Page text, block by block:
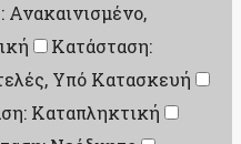
Ανακαινισμένο,
Κατάσταση:
Υπό Κατασκευή
Καταπληκτική